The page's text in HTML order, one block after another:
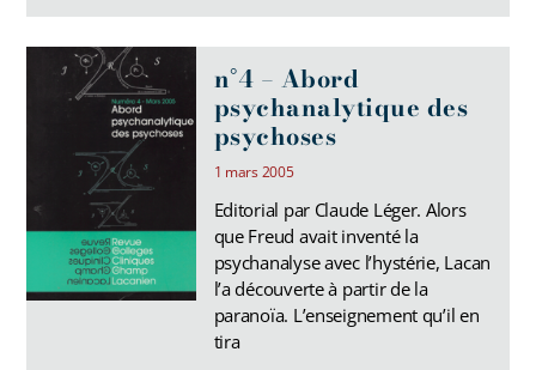
n°4 – Abord
psychanalytique des
psychoses
1 mars 2005
Editorial par Claude Léger. Alors
que Freud avait inventé la
psychanalyse avec l’hystérie, Lacan
l’a découverte à partir de la
paranoïa. L’enseignement qu’il en
tira